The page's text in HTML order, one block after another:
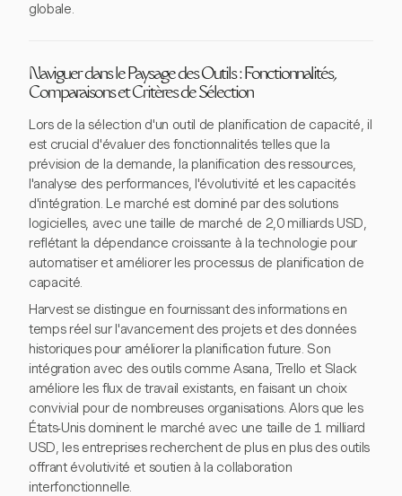
globale.
Naviguer dans le Paysage des Outils : Fonctionnalités,
Comparaisons et Critères de Sélection
Lors de la sélection d'un outil de planification de capacité, il
est crucial d'évaluer des fonctionnalités telles que la
prévision de la demande, la planification des ressources,
l'analyse des performances, l'évolutivité et les capacités
d'intégration. Le marché est dominé par des solutions
logicielles, avec une taille de marché de 2,0 milliards USD,
reflétant la dépendance croissante à la technologie pour
automatiser et améliorer les processus de planification de
capacité.
Harvest se distingue en fournissant des informations en
temps réel sur l'avancement des projets et des données
historiques pour améliorer la planification future. Son
intégration avec des outils comme Asana, Trello et Slack
améliore les flux de travail existants, en faisant un choix
convivial pour de nombreuses organisations. Alors que les
États-Unis dominent le marché avec une taille de 1 milliard
USD, les entreprises recherchent de plus en plus des outils
offrant évolutivité et soutien à la collaboration
interfonctionnelle.